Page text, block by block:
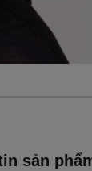
sản